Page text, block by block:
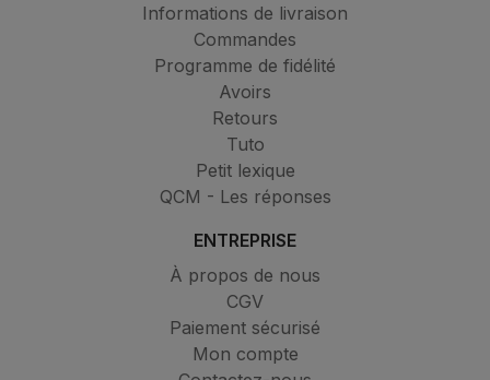
Informations de livraison
Commandes
Programme de fidélité
Avoirs
Retours
Tuto
Petit lexique
QCM - Les réponses
ENTREPRISE
À propos de nous
CGV
Paiement sécurisé
Mon compte